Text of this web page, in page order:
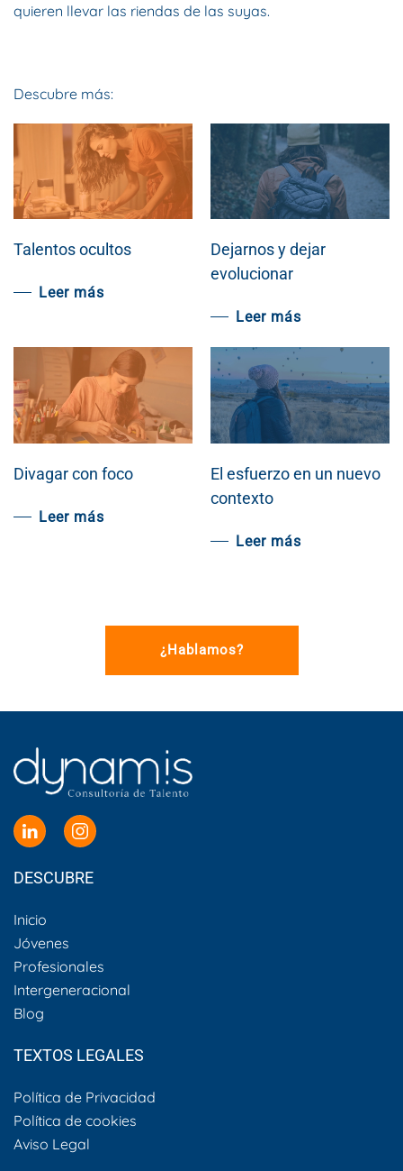
quieren llevar las riendas de las suyas.
Descubre más:
Talentos ocultos
Leer más
Dejarnos y dejar
evolucionar
Leer más
Divagar con foco
Leer más
El esfuerzo en un nuevo
contexto
Leer más
¿Hablamos?
DESCUBRE
Inicio
Jóvenes
Profesionales
Intergeneracional
Blog
TEXTOS LEGALES
Política de Privacidad
Política de cookies
Aviso Legal